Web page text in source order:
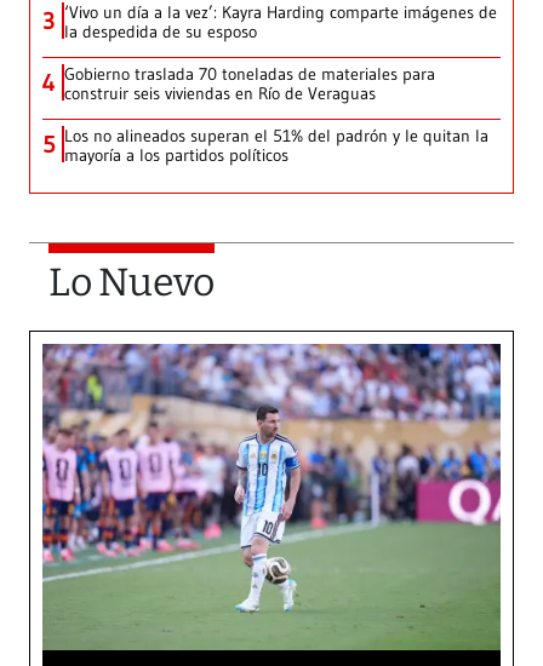
3 ‘Vivo un día a la vez’: Kayra Harding comparte imágenes de
la despedida de su esposo
4 Gobierno traslada 70 toneladas de materiales para
construir seis viviendas en Río de Veraguas
5 Los no alineados superan el 51% del padrón y le quitan la
mayoría a los partidos políticos
Lo Nuevo